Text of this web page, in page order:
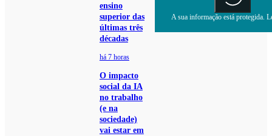
ensino
superior das
últimas três
décadas
há 7 horas
O impacto
social da IA
no trabalho
(e na
sociedade)
vai estar em
A sua informação está protegida.